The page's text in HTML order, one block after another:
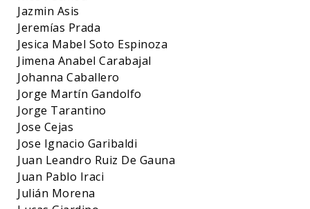
Jazmin Asis
Jeremías Prada
Jesica Mabel Soto Espinoza
Jimena Anabel Carabajal
Johanna Caballero
Jorge Martín Gandolfo
Jorge Tarantino
Jose Cejas
Jose Ignacio Garibaldi
Juan Leandro Ruiz De Gauna
Juan Pablo Iraci
Julián Morena